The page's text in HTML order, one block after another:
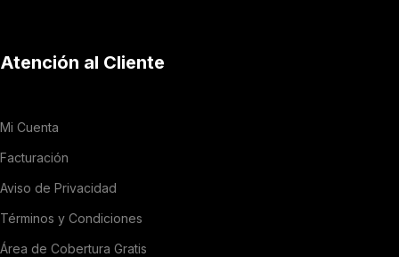
Atención al Cliente
Mi Cuenta
Facturación
Aviso de Privacidad
Términos y Condiciones
Área de Cobertura Gratis